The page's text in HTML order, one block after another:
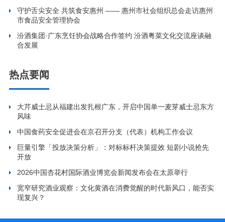
守护舌尖安全 共筑食安惠州 —— 惠州市社会组织总会走访惠州
市食品安全管理协会
汾酒集团·广东烹饪协会战略合作签约 汾酒粤菜文化交流座谈融
合发展
热点要闻
大芹威士忌从福建出发扎根广东，开启中国单一麦芽威士忌东方
风味
中国食药安全促进会在京召开分支（代表）机构工作会议
巨量引擎「投放决策分析」：对标标杆决策提效 短剧小说抢先
开放
2026中国杏花村国际酒业博览会新闻发布会在太原举行
宽窄研究酒业观察：文化黄酒在消费觉醒的时代新风口，能否实
现复兴？